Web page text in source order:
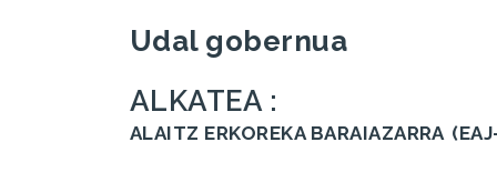
Udal gobernua
ALKATEA :
ALAITZ ERKOREKA BARAIAZARRA